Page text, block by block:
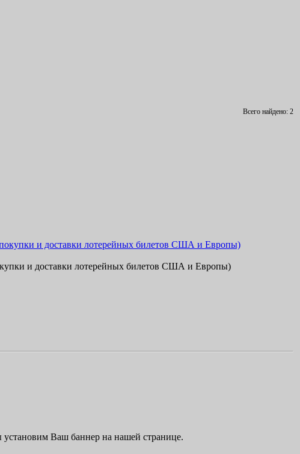
Всего найдено: 2
купки и доставки лотерейных билетов США и Европы)
Ваш баннер на нашей странице.